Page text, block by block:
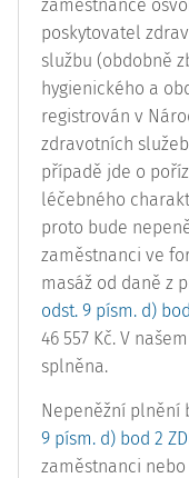
zaměstnance
poskytovatel
službu (obdobně
hygienického a
registrován v
zdravotních
případě jde o
léčebného
proto bude
zaměstnanci ve
masáž od daně z
odst. 9 písm. d)
46 557 Kč. V
splněna.
Nepeněžní plnění
9 písm. d) bod 2
zaměstnanci